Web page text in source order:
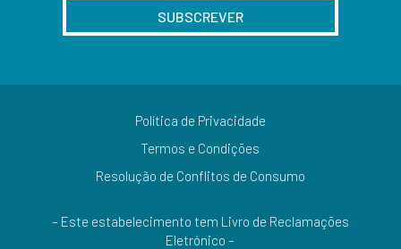
SUBSCREVER
Política de Privacidade
Termos e Condições
Resolução de Conflitos de Consumo
– Este estabelecimento tem Livro de Reclamações
Eletrónico –